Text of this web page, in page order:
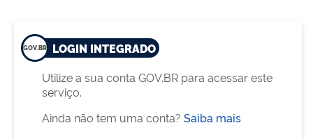
LOGIN INTEGRADO
Utilize a sua conta GOV.BR para acessar este
serviço.
Ainda não tem uma conta? Saiba mais